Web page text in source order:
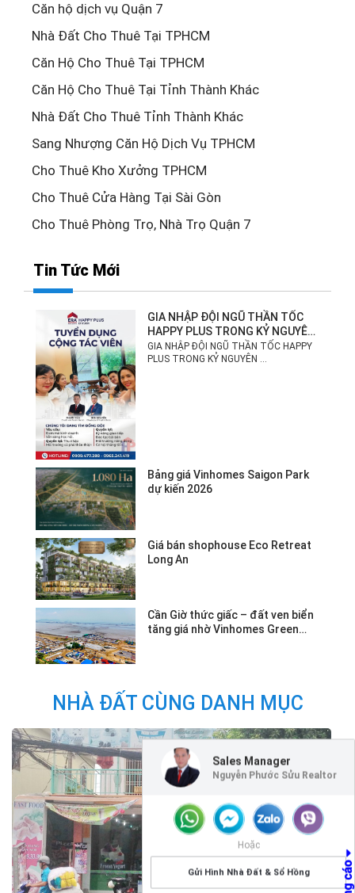
Căn hộ dịch vụ Quận 7
Nhà Đất Cho Thuê Tại TPHCM
Căn Hộ Cho Thuê Tại TPHCM
Căn Hộ Cho Thuê Tại Tỉnh Thành Khác
Nhà Đất Cho Thuê Tỉnh Thành Khác
Sang Nhượng Căn Hộ Dịch Vụ TPHCM
Cho Thuê Kho Xưởng TPHCM
Cho Thuê Cửa Hàng Tại Sài Gòn
Cho Thuê Phòng Trọ, Nhà Trọ Quận 7
Tin Tức Mới
GIA NHẬP ĐỘI NGŨ THẦN TỐC
HAPPY PLUS TRONG KỶ NGUYÊN
MỚI!
GIA NHẬP ĐỘI NGŨ THẦN TỐC HAPPY
PLUS TRONG KỶ NGUYÊN ...
Bảng giá Vinhomes Saigon Park
dự kiến 2026
Giá bán shophouse Eco Retreat
Long An
Cần Giờ thức giấc – đất ven biển
tăng giá nhờ Vinhomes Green
Sales Manager
Nguyễn Phước Sửu Realtor
Hoặc
Gửi Hình Nhà Đất & Sổ Hồng
NHÀ ĐẤT CÙNG DANH MỤC